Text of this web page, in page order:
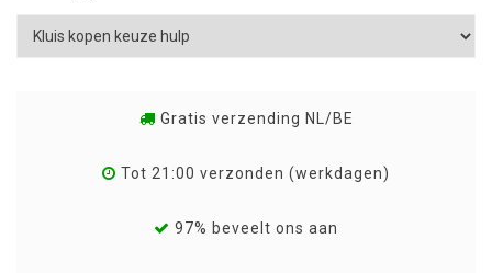
Gratis verzending NL/BE
Tot 21:00 verzonden (werkdagen)
97% beveelt ons aan